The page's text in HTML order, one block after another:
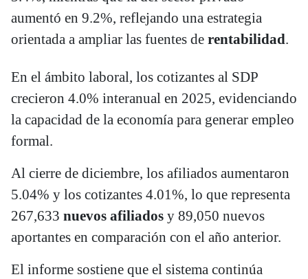
aumentó en 9.2%, reflejando una estrategia
orientada a ampliar las fuentes de rentabilidad.
En el ámbito laboral, los cotizantes al SDP
crecieron 4.0% interanual en 2025, evidenciando
la capacidad de la economía para generar empleo
formal.
Al cierre de diciembre, los afiliados aumentaron
5.04% y los cotizantes 4.01%, lo que representa
267,633 nuevos afiliados y 89,050 nuevos
aportantes en comparación con el año anterior.
El informe sostiene que el sistema continúa